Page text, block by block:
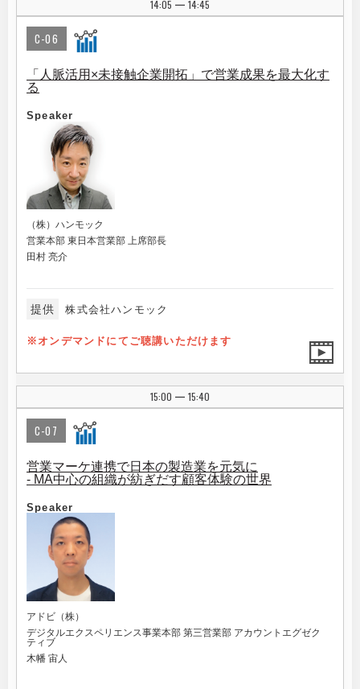
14:05 | 14:45
C-06
「人脈活用×未接触企業開拓」で営業成果を最大化す
る
Speaker
（株）ハンモック
営業本部 東日本営業部 上席部長
田村 亮介
提供 株式会社ハンモック
※オンデマンドにてご聴講いただけます
15:00 | 15:40
C-07
営業マーケ連携で日本の製造業を元気に
- MA中心の組織が紡ぎだす顧客体験の世界
Speaker
アドビ（株）
デジタルエクスペリエンス事業本部 第三営業部 アカウントエグゼク
ティブ
木幡 宙人